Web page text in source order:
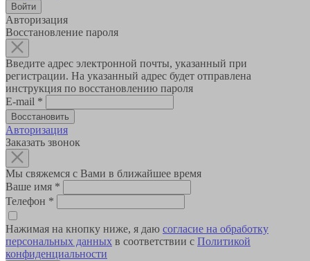
Авторизация
Восстановление пароля
Введите адрес электронной почты, указанный при
регистрации. На указанный адрес будет отправлена
инструкция по восстановлению пароля
E-mail *
Авторизация
Заказать звонок
Мы свяжемся с Вами в ближайшее время
Ваше имя *
Телефон *
Нажимая на кнопку ниже, я даю согласие на обработку
персональных данных в соответствии с Политикой
конфиденциальности